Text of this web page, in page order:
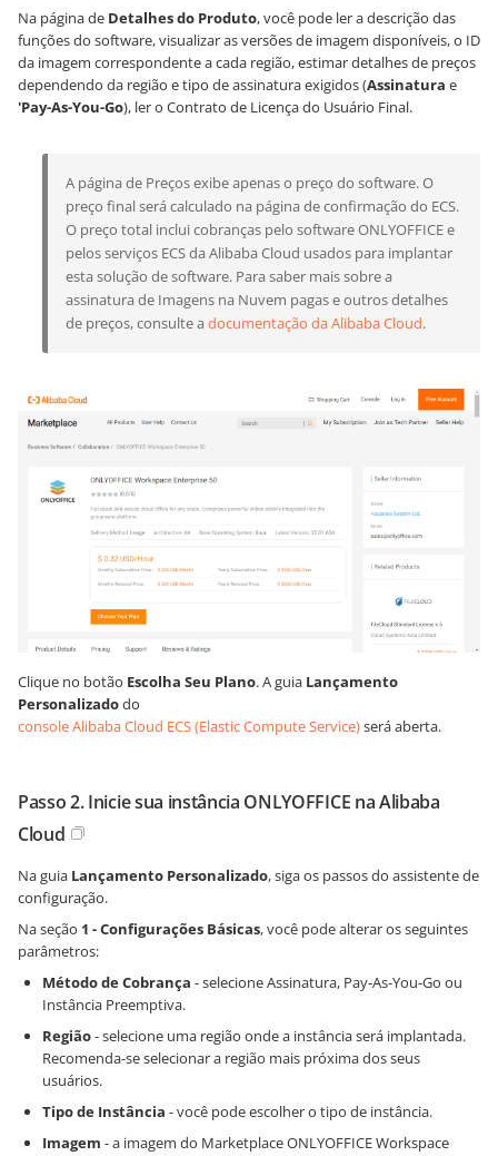
Na página de Detalhes do Produto, você pode ler a descrição das
funções do software, visualizar as versões de imagem disponíveis, o ID
da imagem correspondente a cada região, estimar detalhes de preços
dependendo da região e tipo de assinatura exigidos (Assinatura e
'Pay-As-You-Go), ler o Contrato de Licença do Usuário Final.
A página de Preços exibe apenas o preço do software. O
preço final será calculado na página de confirmação do ECS.
O preço total inclui cobranças pelo software ONLYOFFICE e
pelos serviços ECS da Alibaba Cloud usados para implantar
esta solução de software. Para saber mais sobre a
assinatura de Imagens na Nuvem pagas e outros detalhes
de preços, consulte a documentação da Alibaba Cloud.
Clique no botão Escolha Seu Plano. A guia Lançamento
Personalizadodo
console Alibaba Cloud ECS (Elastic Compute Service)será aberta.
Passo 2. Inicie sua instância ONLYOFFICE na Alibaba
Cloud
Na guia Lançamento Personalizado, siga os passos do assistente de
configuração.
Na seção 1 - Configurações Básicas, você pode alterar os seguintes
parâmetros:
Método de Cobrança - selecione Assinatura, Pay-As-You-Go ou
Instância Preemptiva.
Região- selecione uma região onde a instância será implantada.
Recomenda-se selecionar a região mais próxima dos seus
usuários.
Tipo de Instância - você pode escolher o tipo de instância.
Imagem - a imagem do Marketplace ONLYOFFICE Workspace